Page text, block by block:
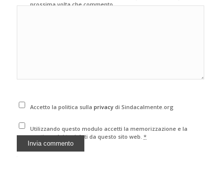
prossima volta che commento.
Accetto la politica sullaprivacydi Sindacalmente.org
Utilizzando questo modulo accetti la memorizzazione e la
gestione dei tuoi dati da questo sito web.*